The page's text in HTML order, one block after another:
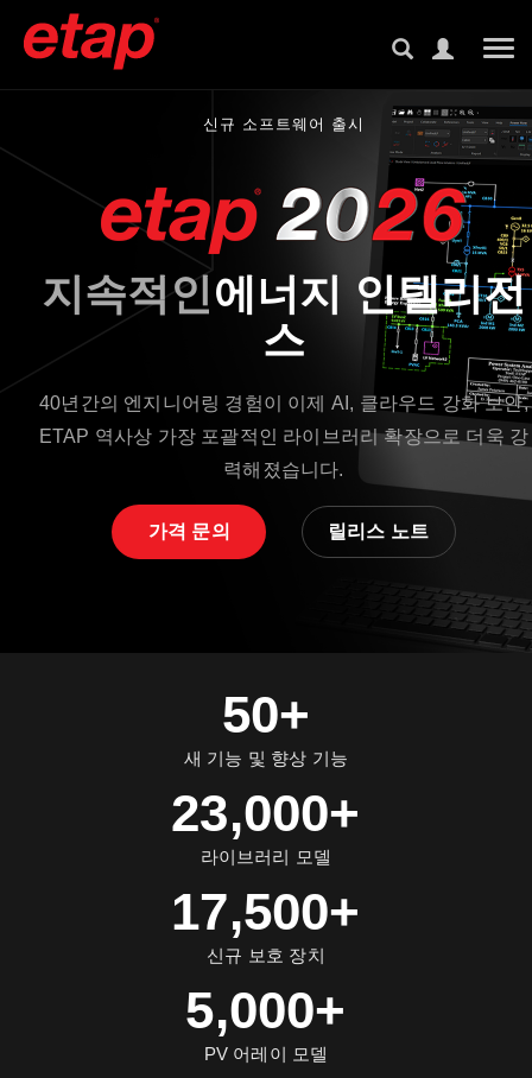
신규 소프트웨어 출시
지속적인에너지 인텔리전
스
40년간의 엔지니어링 경험이 이제 AI, 클라우드 강화 보안,
ETAP 역사상 가장 포괄적인 라이브러리 확장으로 더욱 강
력해졌습니다.
가격 문의 릴리스 노트
50+
새 기능 및 향상 기능
23,000+
라이브러리 모델
17,500+
신규 보호 장치
5,000+
PV 어레이 모델